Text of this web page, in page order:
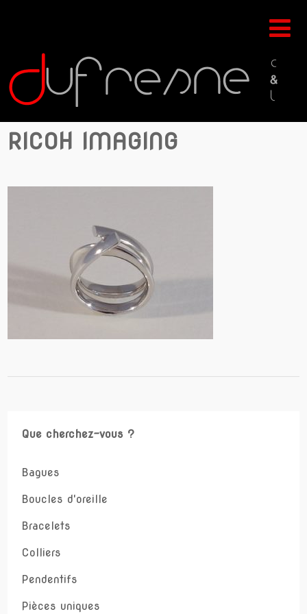
RICOH IMAGING
Que cherchez-vous ?
Bagues
Boucles d'oreille
Bracelets
Colliers
Pendentifs
Pièces uniques